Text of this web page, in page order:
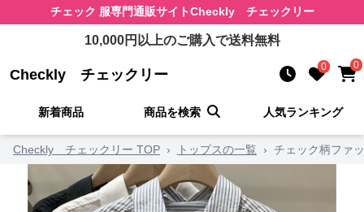
チェック 服専門通販サイトCheckly チェックリー
10,000円以上のご購入で送料無料
Checkly チェックリー 0 0
新着商品 商品を検索 人気ランキング
Checkly チェックリー TOP › トップスの一覧 › チェック柄ファ